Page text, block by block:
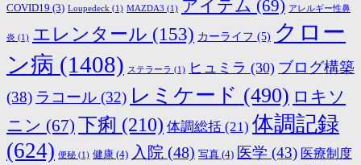
COVID19 (3) Loupedeck (1) MAZDA3 (1) アイテム (69) アレルギー性鼻
炎 (1) エレンタール (153) カーライフ (5) クロー
ン病 (1408) ステラーラ (1) ヒュミラ (30) ブログ構築
(38) ラコール (32) レミケード (490) ロキソ
ニン (67) 下痢 (210) 体調総括 (21) 体調記録
(624) 便秘 (1) 健康 (4) 入院 (48) 写真 (4) 医学 (43) 医療制度